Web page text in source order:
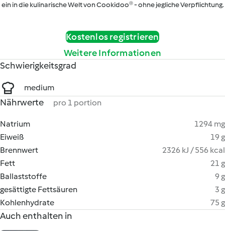
ein in die kulinarische Welt von Cookidoo® - ohne jegliche Verpflichtung.
Kostenlos registrieren
Weitere Informationen
Schwierigkeitsgrad
medium
Nährwerte pro 1 portion
Natrium
1294 mg
Eiweiß
19 g
Brennwert
2326 kJ / 556 kcal
Fett
21 g
Ballaststoffe
9 g
gesättigte Fettsäuren
3 g
Kohlenhydrate
75 g
Auch enthalten in